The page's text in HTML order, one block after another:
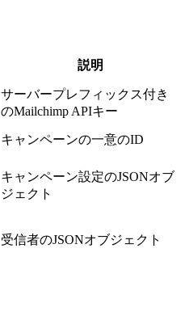
説明
サーバープレフィックス付き
のMailchimp APIキー
キャンペーンの一意のID
キャンペーン設定のJSONオブ
ジェクト
受信者のJSONオブジェクト